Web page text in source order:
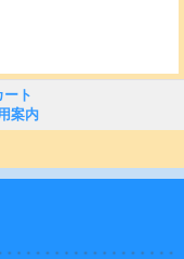
ート
案内